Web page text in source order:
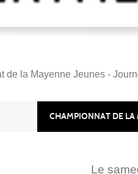
de la Mayenne Jeunes -
CHAMPIONNAT DE LA
Le